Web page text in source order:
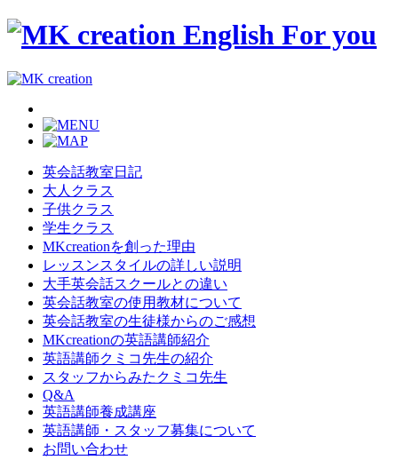
英会話教室日記
大人クラス
子供クラス
学生クラス
MKcreationを創った理由
レッスンスタイルの詳しい説明
大手英会話スクールとの違い
英会話教室の使用教材について
英会話教室の生徒様からのご感想
MKcreationの英語講師紹介
英語講師クミコ先生の紹介
スタッフからみたクミコ先生
Q&A
英語講師養成講座
英語講師・スタッフ募集について
お問い合わせ